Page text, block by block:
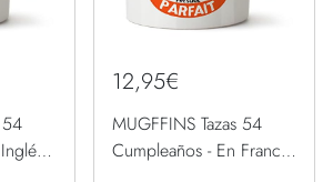
54
-
12,95€
MUGFFINS Tazas 54
Cumpleaños - En Francés